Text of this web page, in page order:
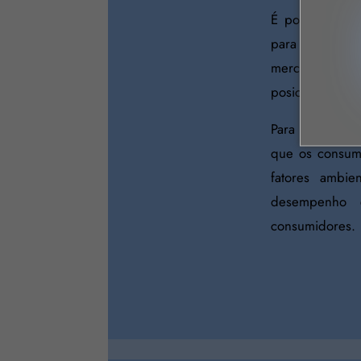
É possível
para lançar
mercado
posicioná-la
Para deixar
que os
fatores
consumidores.